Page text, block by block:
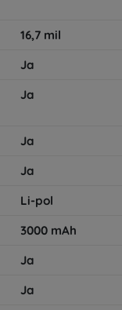
16,7 mil
Ja
Ja
Ja
Ja
Li-pol
3000 mAh
Ja
Ja